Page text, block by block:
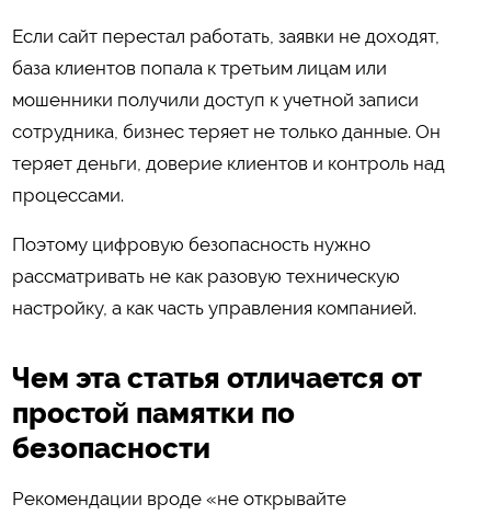
Если сайт перестал работать, заявки не доходят,
база клиентов попала к третьим лицам или
мошенники получили доступ к учетной записи
сотрудника, бизнес теряет не только данные. Он
теряет деньги, доверие клиентов и контроль над
процессами.
Поэтому цифровую безопасность нужно
рассматривать не как разовую техническую
настройку, а как часть управления компанией.
Чем эта статья отличается от
простой памятки по
безопасности
Рекомендации вроде «не открывайте